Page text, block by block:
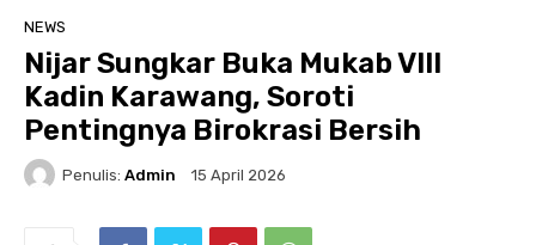
NEWS
Nijar Sungkar Buka Mukab VIII
Kadin Karawang, Soroti
Pentingnya Birokrasi Bersih
Penulis: Admin 15 April 2026